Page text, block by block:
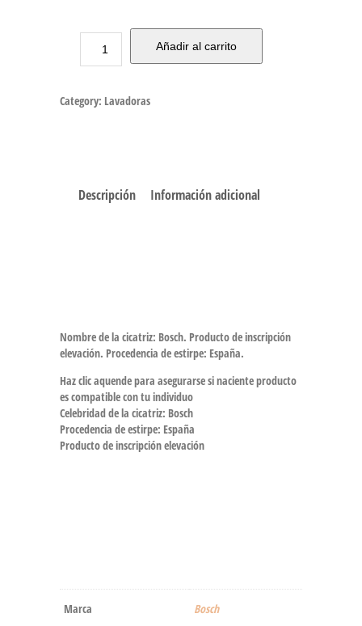
Añadir al carrito
Category: Lavadoras
Descripción Información adicional
Nombre de la cicatriz: Bosch. Producto de inscripción
elevación. Procedencia de estirpe: España.
Haz clic aquende para asegurarse si naciente producto
es compatible con tu individuo
Celebridad de la cicatriz: Bosch
Procedencia de estirpe: España
Producto de inscripción elevación
Marca ‎Bosch